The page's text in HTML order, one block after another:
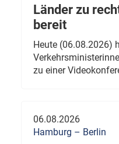
Länder zu
bereit
Heute (06.08.2026)
zu einer
06.08.2026
Hamburg – Berlin